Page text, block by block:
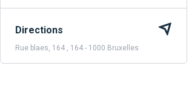
Directions
Rue blaes, 164 , 164 - 1000 Bruxelles